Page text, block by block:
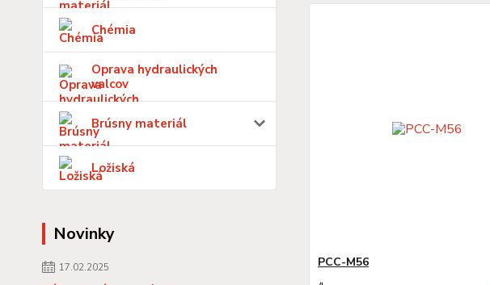
Chémia
Oprava hydraulických
valcov
Brúsny materiál
Ložiská
Novinky
17.02.2025
PCC-M56